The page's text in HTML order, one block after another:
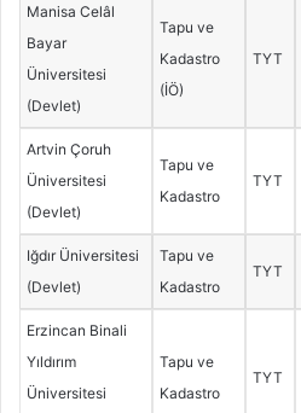
Manisa Celâl
Bayar
Üniversitesi
(Devlet)
Tapu ve
Kadastro
(İÖ)
TYT
Artvin Çoruh
Üniversitesi
(Devlet)
Tapu ve
Kadastro
TYT
Iğdır Üniversitesi
(Devlet)
Tapu ve
Kadastro
TYT
Erzincan Binali
Yıldırım
Üniversitesi
Tapu ve
Kadastro
TYT